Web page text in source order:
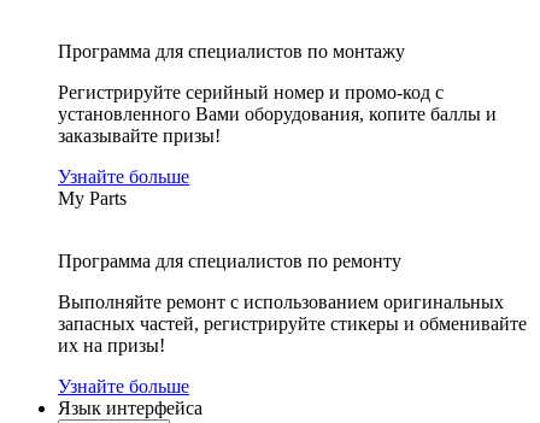
Программа для специалистов по монтажу
Регистрируйте серийный номер и промо-код с
установленного Вами оборудования, копите баллы и
заказывайте призы!
Узнайте больше
My Parts
Программа для специалистов по ремонту
Выполняйте ремонт с использованием оригинальных
запасных частей, регистрируйте стикеры и обменивайте
их на призы!
Узнайте больше
Язык интерфейса